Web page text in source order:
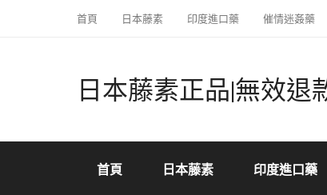
首頁 日本藤素 印度進口藥 催情迷姦藥
日本藤素正品|無效退
首頁 日本藤素 印度進口藥